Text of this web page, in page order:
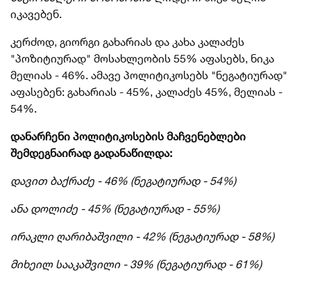
იკავებენ.
კერძოდ, გიორგი გახარიას და კახა კალაძეს
"პოზიტიურად" მოსახლეობის 55% აფასებს, ნიკა
მელიას - 46%. ამავე პოლიტიკოსებს "ნეგატიურად"
აფასებენ: გახარიას - 45%, კალაძეს 45%, მელიას -
54%.
დანარჩენი პოლიტიკოსების მაჩვენებლები
შემდეგნაირად გადანაწილდა:
დავით ბაქრაძე - 46% (ნეგატიურად - 54%)
ანა დოლიძე - 45% (ნეგატიურად - 55%)
ირაკლი ღარიბაშვილი - 42% (ნეგატიურად - 58%)
მიხეილ სააკაშვილი - 39% (ნეგატიურად - 61%)